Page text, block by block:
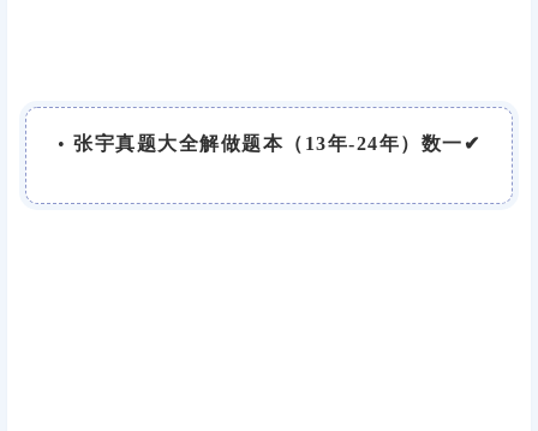
• 张宇真题大全解做题本（13年-24年）数一✔